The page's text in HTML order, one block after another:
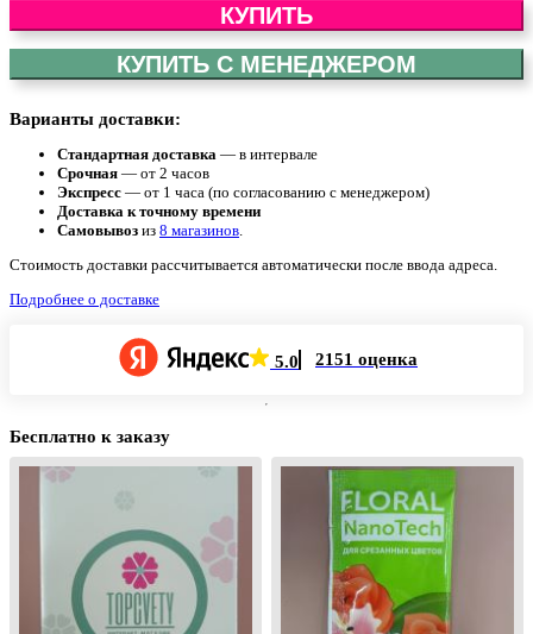
КУПИТЬ
КУПИТЬ С МЕНЕДЖЕРОМ
Варианты доставки:
Стандартная доставка — в интервале
Срочная — от 2 часов
Экспресс — от 1 часа (по согласованию с менеджером)
Доставка к точному времени
Самовывоз из 8 магазинов
Стоимость доставки рассчитывается автоматически после ввода адреса.
Подробнее о доставке
5.0 2151 оценка
Бесплатно к заказу